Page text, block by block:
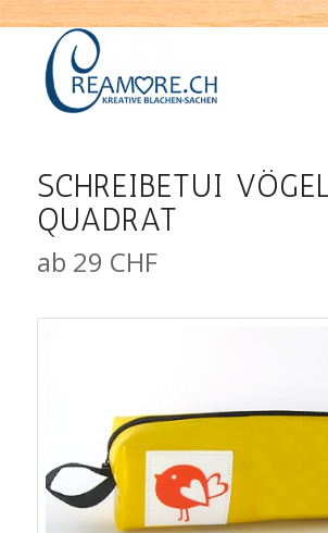
SCHREIBETUI
QUADRAT
ab 29 CHF